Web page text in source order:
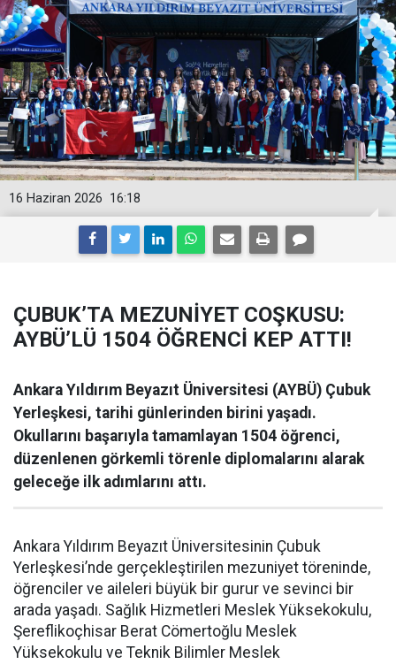
16:18
16 Haziran 2026
ÇUBUK’TA MEZUNİYET COŞKUSU:
AYBÜ’LÜ 1504 ÖĞRENCİ KEP ATTI!
Ankara Yıldırım Beyazıt Üniversitesi (AYBÜ) Çubuk
Yerleşkesi, tarihi günlerinden birini yaşadı.
Okullarını başarıyla tamamlayan 1504 öğrenci,
düzenlenen görkemli törenle diplomalarını alarak
geleceğe ilk adımlarını attı.
Ankara Yıldırım Beyazıt Üniversitesinin Çubuk
Yerleşkesi’nde gerçekleştirilen mezuniyet töreninde,
öğrenciler ve aileleri büyük bir gurur ve sevinci bir
arada yaşadı. Sağlık Hizmetleri Meslek Yüksekokulu,
Şereflikoçhisar Berat Cömertoğlu Meslek
Yüksekokulu ve Teknik Bilimler Meslek